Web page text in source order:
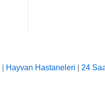
Hayvan Hastaneleri 24